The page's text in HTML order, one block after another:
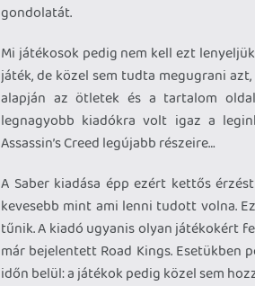
gondolatát.
Mi játékosok pedig nem kell ezt
játék, de közel sem tudta megugrani
alapján az ötletek és a tartalom
legnagyobb kiadókra volt igaz a
Assassin’s Creed legújabb részeire…
A Saber kiadása épp ezért kettős
kevesebb mint ami lenni tudott volna.
tűnik. A kiadó ugyanis olyan játékokért
már bejelentett Road Kings.
időn belül: a játékok pedig közel sem